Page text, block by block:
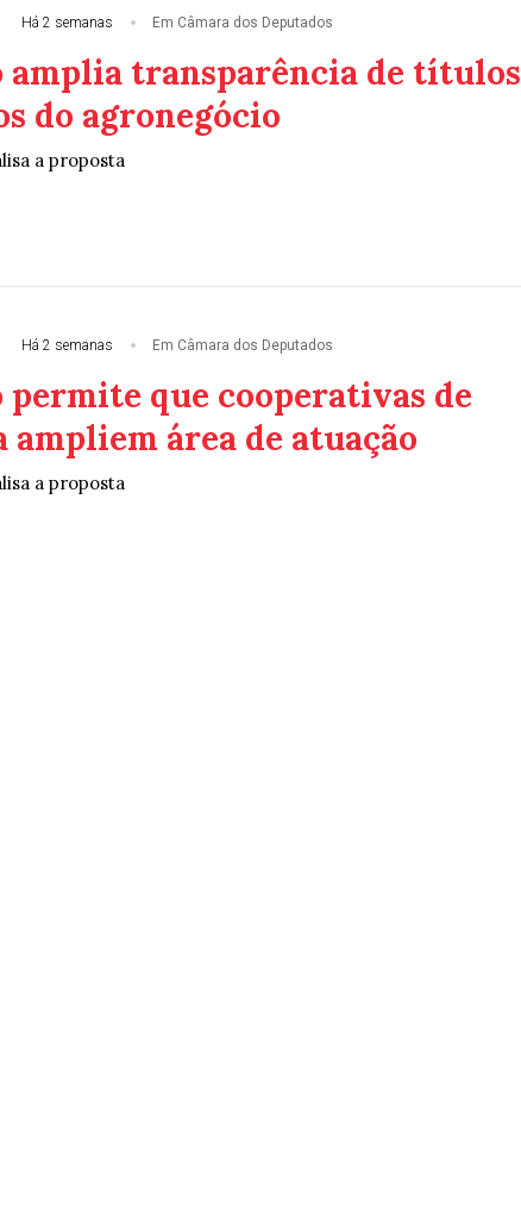
Há 2 semanas Em Câmara dos Deputados
amplia transparência de títulos
do agronegócio
a proposta
Há 2 semanas Em Câmara dos Deputados
permite que cooperativas de
ampliem área de atuação
a proposta